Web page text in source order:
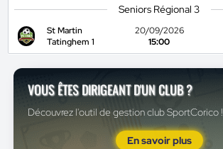
Seniors Régional 3
St Martin
Tatinghem 1
20/09/2026
15:00
VOUS ÊTES DIRIGEANT D'UN CLUB ?
Découvrez l'outil de gestion club SportCorico !
En savoir plus